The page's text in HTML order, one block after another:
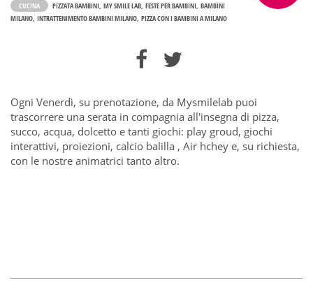
CUCINA PIZZATA BAMBINI MY SMILE LAB FESTE PER BAMBINI BAMBINI
MILANO INTRATTENIMENTO BAMBINI MILANO PIZZA CON I BAMBINI A MILANO
Ogni Venerdì, su prenotazione, da Mysmilelab puoi
trascorrere una serata in compagnia all'insegna di pizza,
succo, acqua, dolcetto e tanti giochi: play groud, giochi
interattivi, proiezioni, calcio balilla , Air hchey e, su richiesta,
con le nostre animatrici tanto altro.